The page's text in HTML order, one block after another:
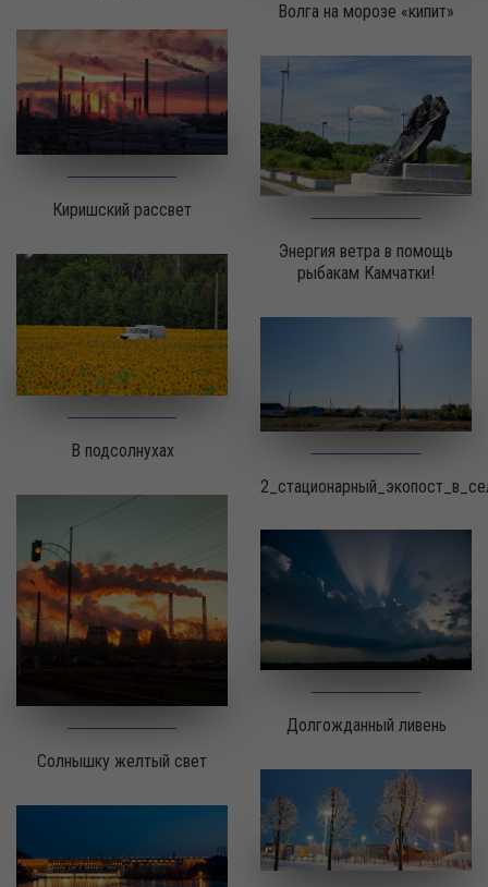
Киришский рассвет
Волга на морозе «кипит»
В подсолнухах
Энергия ветра в помощь
рыбакам Камчатки!
Солнышку желтый свет
Долгожданный ливень